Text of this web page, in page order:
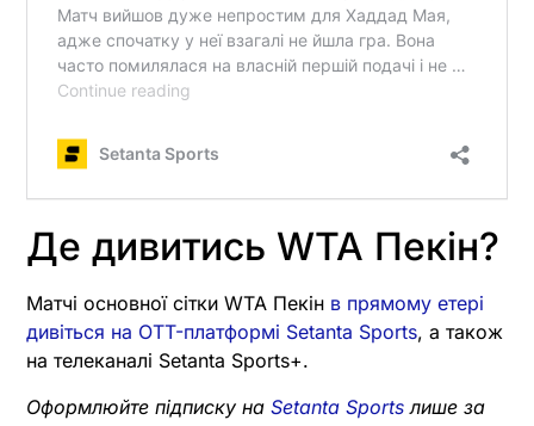
Де дивитись WTA Пекін?
Матчі основної сітки WTA Пекін в прямому етері
дивіться на OTT-платформі Setanta Sports, а також
на телеканалі Setanta Sports+.
Оформлюйте підписку на Setanta Sports лише за